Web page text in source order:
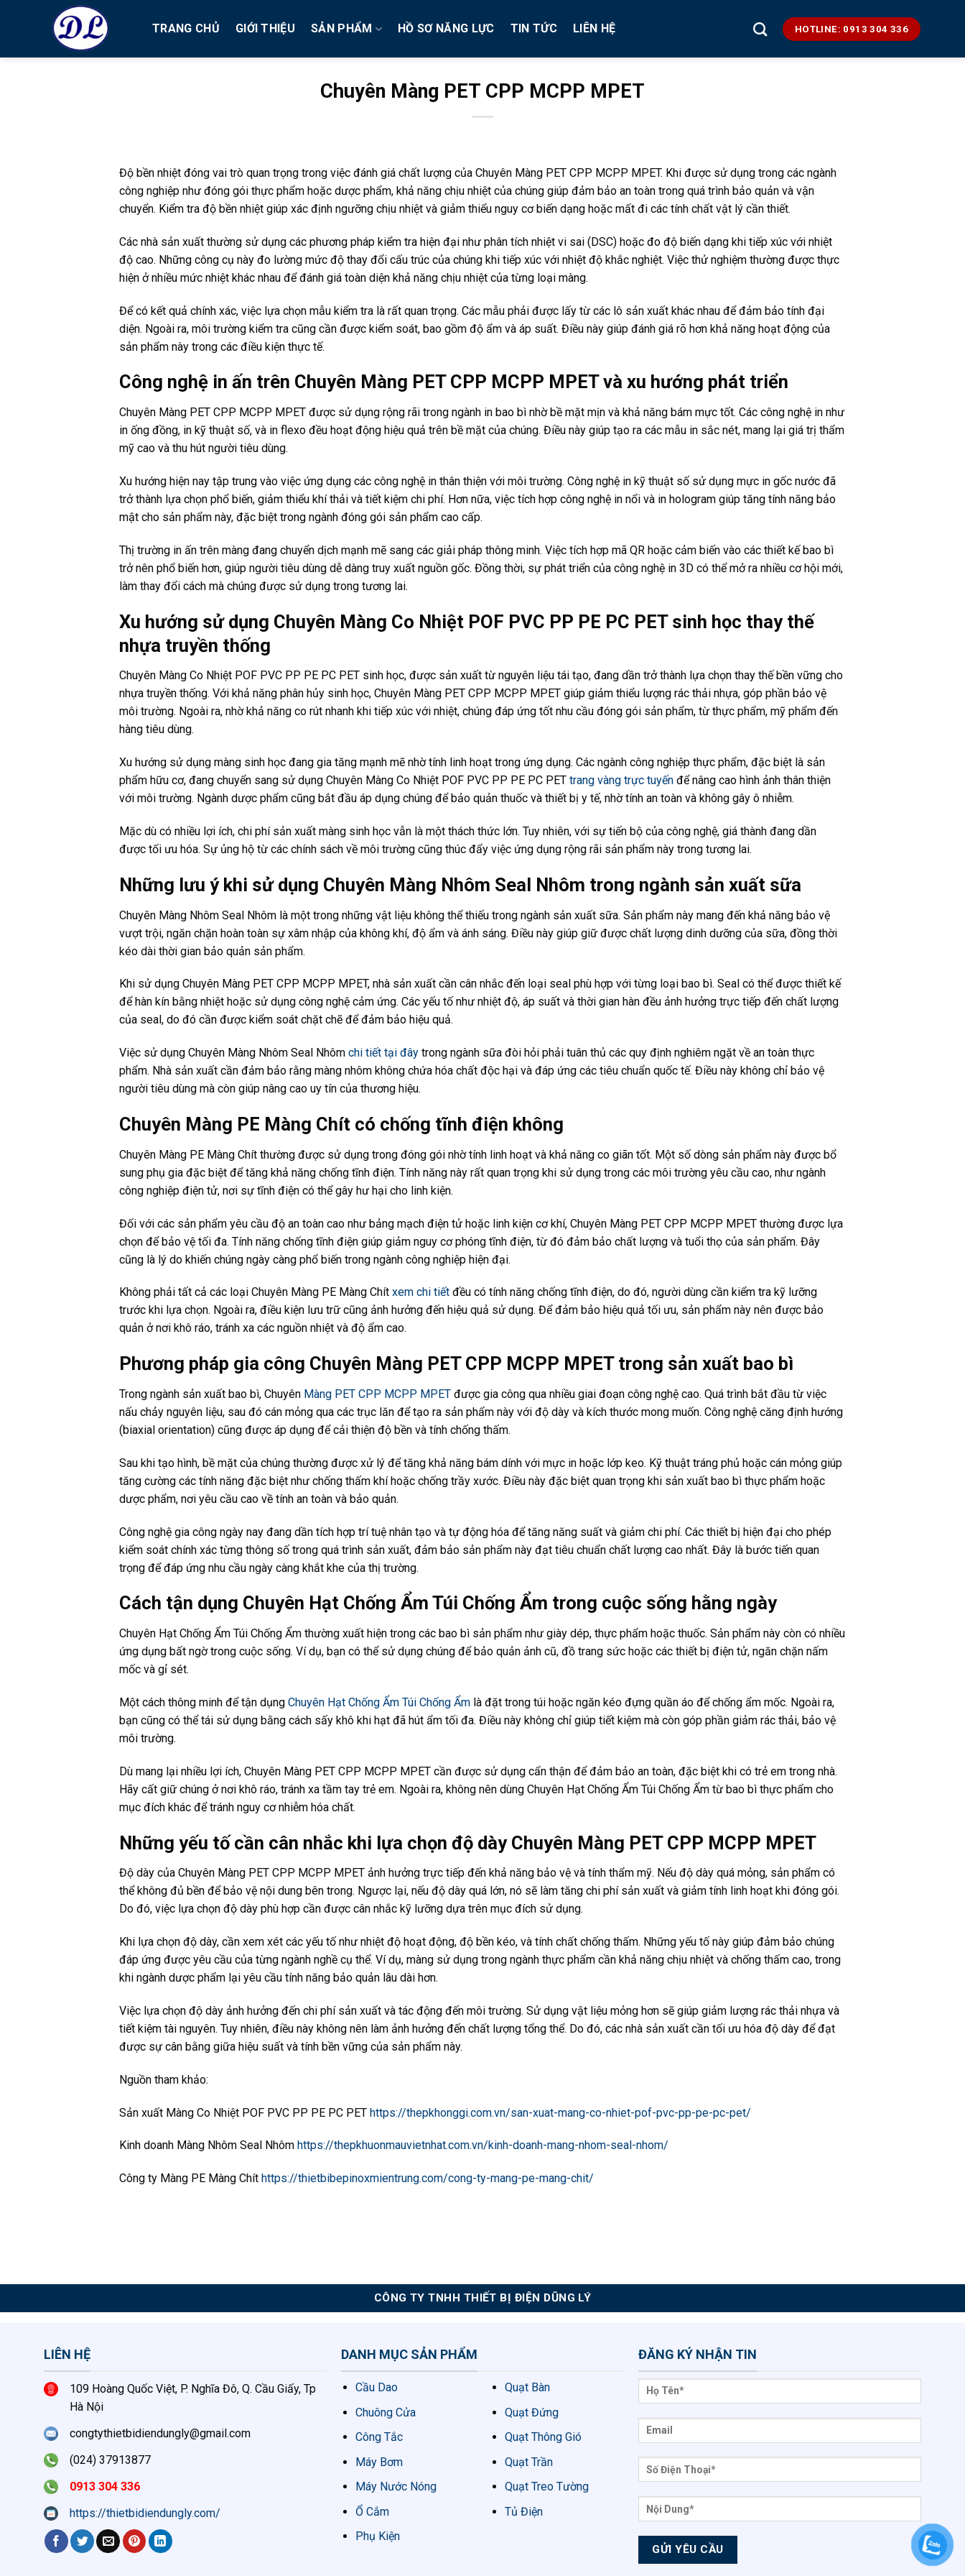
dung
TRANG CHỦ GIỚI THIỆU SẢN PHẨM HỒ SƠ NĂNG LỰC TIN TỨC LIÊN HỆ HOTLINE: 0913 304 336
Chuyên Màng PET CPP MCPP MPET
Độ bền nhiệt đóng vai trò quan trọng trong việc đánh giá chất lượng của Chuyên Màng PET CPP MCPP MPET. Khi được sử dụng trong các ngành
công nghiệp như đóng gói thực phẩm hoặc dược phẩm, khả năng chịu nhiệt của chúng giúp đảm bảo an toàn trong quá trình bảo quản và vận
chuyển. Kiểm tra độ bền nhiệt giúp xác định ngưỡng chịu nhiệt và giảm thiểu nguy cơ biến dạng hoặc mất đi các tính chất vật lý cần thiết.
Các nhà sản xuất thường sử dụng các phương pháp kiểm tra hiện đại như phân tích nhiệt vi sai (DSC) hoặc đo độ biến dạng khi tiếp xúc với nhiệt
độ cao. Những công cụ này đo lường mức độ thay đổi cấu trúc của chúng khi tiếp xúc với nhiệt độ khắc nghiệt. Việc thử nghiệm thường được thực
hiện ở nhiều mức nhiệt khác nhau để đánh giá toàn diện khả năng chịu nhiệt của từng loại màng.
Để có kết quả chính xác, việc lựa chọn mẫu kiểm tra là rất quan trọng. Các mẫu phải được lấy từ các lô sản xuất khác nhau để đảm bảo tính đại
diện. Ngoài ra, môi trường kiểm tra cũng cần được kiểm soát, bao gồm độ ẩm và áp suất. Điều này giúp đánh giá rõ hơn khả năng hoạt động của
sản phẩm này trong các điều kiện thực tế.
Công nghệ in ấn trên Chuyên Màng PET CPP MCPP MPET và xu hướng phát triển
Chuyên Màng PET CPP MCPP MPET được sử dụng rộng rãi trong ngành in bao bì nhờ bề mặt mịn và khả năng bám mực tốt. Các công nghệ in như
in ống đồng, in kỹ thuật số, và in flexo đều hoạt động hiệu quả trên bề mặt của chúng. Điều này giúp tạo ra các mẫu in sắc nét, mang lại giá trị thẩm
mỹ cao và thu hút người tiêu dùng.
Xu hướng hiện nay tập trung vào việc ứng dụng các công nghệ in thân thiện với môi trường. Công nghệ in kỹ thuật số sử dụng mực in gốc nước đã
trở thành lựa chọn phổ biến, giảm thiểu khí thải và tiết kiệm chi phí. Hơn nữa, việc tích hợp công nghệ in nổi và in hologram giúp tăng tính năng bảo
mật cho sản phẩm này, đặc biệt trong ngành đóng gói sản phẩm cao cấp.
Thị trường in ấn trên màng đang chuyển dịch mạnh mẽ sang các giải pháp thông minh. Việc tích hợp mã QR hoặc cảm biến vào các thiết kế bao bì
trở nên phổ biến hơn, giúp người tiêu dùng dễ dàng truy xuất nguồn gốc. Đồng thời, sự phát triển của công nghệ in 3D có thể mở ra nhiều cơ hội mới,
làm thay đổi cách mà chúng được sử dụng trong tương lai.
Xu hướng sử dụng Chuyên Màng Co Nhiệt POF PVC PP PE PC PET sinh học thay thế
nhựa truyền thống
Chuyên Màng Co Nhiệt POF PVC PP PE PC PET sinh học, được sản xuất từ nguyên liệu tái tạo, đang dần trở thành lựa chọn thay thế bền vững cho
nhựa truyền thống. Với khả năng phân hủy sinh học, Chuyên Màng PET CPP MCPP MPET giúp giảm thiểu lượng rác thải nhựa, góp phần bảo vệ
môi trường. Ngoài ra, nhờ khả năng co rút nhanh khi tiếp xúc với nhiệt, chúng đáp ứng tốt nhu cầu đóng gói sản phẩm, từ thực phẩm, mỹ phẩm đến
hàng tiêu dùng.
Xu hướng sử dụng màng sinh học đang gia tăng mạnh mẽ nhờ tính linh hoạt trong ứng dụng. Các ngành công nghiệp thực phẩm, đặc biệt là sản
phẩm hữu cơ, đang chuyển sang sử dụng Chuyên Màng Co Nhiệt POF PVC PP PE PC PETtrang vàng trực tuyến để nâng cao hình ảnh thân thiện
với môi trường. Ngành dược phẩm cũng bắt đầu áp dụng chúng để bảo quản thuốc và thiết bị y tế, nhờ tính an toàn và không gây ô nhiễm.
Mặc dù có nhiều lợi ích, chi phí sản xuất màng sinh học vẫn là một thách thức lớn. Tuy nhiên, với sự tiến bộ của công nghệ, giá thành đang dần
được tối ưu hóa. Sự ủng hộ từ các chính sách về môi trường cũng thúc đẩy việc ứng dụng rộng rãi sản phẩm này trong tương lai.
Những lưu ý khi sử dụng Chuyên Màng Nhôm Seal Nhôm trong ngành sản xuất sữa
Chuyên Màng Nhôm Seal Nhôm là một trong những vật liệu không thể thiếu trong ngành sản xuất sữa. Sản phẩm này mang đến khả năng bảo vệ
vượt trội, ngăn chặn hoàn toàn sự xâm nhập của không khí, độ ẩm và ánh sáng. Điều này giúp giữ được chất lượng dinh dưỡng của sữa, đồng thời
kéo dài thời gian bảo quản sản phẩm.
Khi sử dụng Chuyên Màng PET CPP MCPP MPET, nhà sản xuất cần cân nhắc đến loại seal phù hợp với từng loại bao bì. Seal có thể được thiết kế
để hàn kín bằng nhiệt hoặc sử dụng công nghệ cảm ứng. Các yếu tố như nhiệt độ, áp suất và thời gian hàn đều ảnh hưởng trực tiếp đến chất lượng
của seal, do đó cần được kiểm soát chặt chẽ để đảm bảo hiệu quả.
Việc sử dụng Chuyên Màng Nhôm Seal Nhômchi tiết tại đây trong ngành sữa đòi hỏi phải tuân thủ các quy định nghiêm ngặt về an toàn thực
phẩm. Nhà sản xuất cần đảm bảo rằng màng nhôm không chứa hóa chất độc hại và đáp ứng các tiêu chuẩn quốc tế. Điều này không chỉ bảo vệ
người tiêu dùng mà còn giúp nâng cao uy tín của thương hiệu.
Chuyên Màng PE Màng Chít có chống tĩnh điện không
Chuyên Màng PE Màng Chít thường được sử dụng trong đóng gói nhờ tính linh hoạt và khả năng co giãn tốt. Một số dòng sản phẩm này được bổ
sung phụ gia đặc biệt để tăng khả năng chống tĩnh điện. Tính năng này rất quan trọng khi sử dụng trong các môi trường yêu cầu cao, như ngành
công nghiệp điện tử, nơi sự tĩnh điện có thể gây hư hại cho linh kiện.
Đối với các sản phẩm yêu cầu độ an toàn cao như bảng mạch điện tử hoặc linh kiện cơ khí, Chuyên Màng PET CPP MCPP MPET thường được lựa
chọn để bảo vệ tối đa. Tính năng chống tĩnh điện giúp giảm nguy cơ phóng tĩnh điện, từ đó đảm bảo chất lượng và tuổi thọ của sản phẩm. Đây
cũng là lý do khiến chúng ngày càng phổ biến trong ngành công nghiệp hiện đại.
Không phải tất cả các loại Chuyên Màng PE Màng Chítxem chi tiết đều có tính năng chống tĩnh điện, do đó, người dùng cần kiểm tra kỹ lưỡng
trước khi lựa chọn. Ngoài ra, điều kiện lưu trữ cũng ảnh hưởng đến hiệu quả sử dụng. Để đảm bảo hiệu quả tối ưu, sản phẩm này nên được bảo
quản ở nơi khô ráo, tránh xa các nguồn nhiệt và độ ẩm cao.
Phương pháp gia công Chuyên Màng PET CPP MCPP MPET trong sản xuất bao bì
Trong ngành sản xuất bao bì, Chuyên Màng PET CPP MCPP MPET được gia công qua nhiều giai đoạn công nghệ cao. Quá trình bắt đầu từ việc
nấu chảy nguyên liệu, sau đó cán mỏng qua các trục lăn để tạo ra sản phẩm này với độ dày và kích thước mong muốn. Công nghệ căng định hướng
(biaxial orientation) cũng được áp dụng để cải thiện độ bền và tính chống thấm.
Sau khi tạo hình, bề mặt của chúng thường được xử lý để tăng khả năng bám dính với mực in hoặc lớp keo. Kỹ thuật tráng phủ hoặc cán mỏng giúp
tăng cường các tính năng đặc biệt như chống thấm khí hoặc chống trầy xước. Điều này đặc biệt quan trọng khi sản xuất bao bì thực phẩm hoặc
dược phẩm, nơi yêu cầu cao về tính an toàn và bảo quản.
Công nghệ gia công ngày nay đang dần tích hợp trí tuệ nhân tạo và tự động hóa để tăng năng suất và giảm chi phí. Các thiết bị hiện đại cho phép
kiểm soát chính xác từng thông số trong quá trình sản xuất, đảm bảo sản phẩm này đạt tiêu chuẩn chất lượng cao nhất. Đây là bước tiến quan
trọng để đáp ứng nhu cầu ngày càng khắt khe của thị trường.
Cách tận dụng Chuyên Hạt Chống Ẩm Túi Chống Ẩm trong cuộc sống hằng ngày
Chuyên Hạt Chống Ẩm Túi Chống Ẩm thường xuất hiện trong các bao bì sản phẩm như giày dép, thực phẩm hoặc thuốc. Sản phẩm này còn có nhiều
ứng dụng bất ngờ trong cuộc sống. Ví dụ, bạn có thể sử dụng chúng để bảo quản ảnh cũ, đồ trang sức hoặc các thiết bị điện tử, ngăn chặn nấm
mốc và gỉ sét.
Một cách thông minh để tận dụngChuyên Hạt Chống Ẩm Túi Chống Ẩm là đặt trong túi hoặc ngăn kéo đựng quần áo để chống ẩm mốc. Ngoài ra,
bạn cũng có thể tái sử dụng bằng cách sấy khô khi hạt đã hút ẩm tối đa. Điều này không chỉ giúp tiết kiệm mà còn góp phần giảm rác thải, bảo vệ
môi trường.
Dù mang lại nhiều lợi ích, Chuyên Màng PET CPP MCPP MPET cần được sử dụng cẩn thận để đảm bảo an toàn, đặc biệt khi có trẻ em trong nhà.
Hãy cất giữ chúng ở nơi khô ráo, tránh xa tầm tay trẻ em. Ngoài ra, không nên dùng Chuyên Hạt Chống Ẩm Túi Chống Ẩm từ bao bì thực phẩm cho
mục đích khác để tránh nguy cơ nhiễm hóa chất.
Những yếu tố cần cân nhắc khi lựa chọn độ dày Chuyên Màng PET CPP MCPP MPET
Độ dày của Chuyên Màng PET CPP MCPP MPET ảnh hưởng trực tiếp đến khả năng bảo vệ và tính thẩm mỹ. Nếu độ dày quá mỏng, sản phẩm có
thể không đủ bền để bảo vệ nội dung bên trong. Ngược lại, nếu độ dày quá lớn, nó sẽ làm tăng chi phí sản xuất và giảm tính linh hoạt khi đóng gói.
Do đó, việc lựa chọn độ dày phù hợp cần được cân nhắc kỹ lưỡng dựa trên mục đích sử dụng.
Khi lựa chọn độ dày, cần xem xét các yếu tố như nhiệt độ hoạt động, độ bền kéo, và tính chất chống thấm. Những yếu tố này giúp đảm bảo chúng
đáp ứng được yêu cầu của từng ngành nghề cụ thể. Ví dụ, màng sử dụng trong ngành thực phẩm cần khả năng chịu nhiệt và chống thấm cao, trong
khi ngành dược phẩm lại yêu cầu tính năng bảo quản lâu dài hơn.
Việc lựa chọn độ dày ảnh hưởng đến chi phí sản xuất và tác động đến môi trường. Sử dụng vật liệu mỏng hơn sẽ giúp giảm lượng rác thải nhựa và
tiết kiệm tài nguyên. Tuy nhiên, điều này không nên làm ảnh hưởng đến chất lượng tổng thể. Do đó, các nhà sản xuất cần tối ưu hóa độ dày để đạt
được sự cân bằng giữa hiệu suất và tính bền vững của sản phẩm này.
Nguồn tham khảo:
Sản xuất Màng Co Nhiệt POF PVC PP PE PC PEThttps://thepkhonggi.com.vn/san-xuat-mang-co-nhiet-pof-pvc-pp-pe-pc-pet/
Kinh doanh Màng Nhôm Seal Nhôm https://thepkhuonmauvietnhat.com.vn/kinh-doanh-mang-nhom-seal-nhom/
Công ty Màng PE Màng Chíthttps://thietbibepinoxmientrung.com/cong-ty-mang-pe-mang-chit/
CÔNG TY TNHH THIẾT BỊ ĐIỆN DŨNG LÝ
LIÊN HỆ
109 Hoàng Quốc Việt, P. Nghĩa Đô, Q. Cầu Giấy, Tp
Hà Nội
congtythietbidiendungly@gmail.com
(024) 37913877
0913 304 336
https://thietbidiendungly.com/
DANH MỤC SẢN PHẨM
Cầu Dao
Chuông Cửa
Công Tắc
Máy Bơm
Máy Nước Nóng
Ổ Cắm
Phụ Kiện
Quạt Bàn
Quạt Đứng
Quạt Thông Gió
Quạt Trần
Quạt Treo Tường
Tủ Điện
ĐĂNG KÝ NHẬN TIN